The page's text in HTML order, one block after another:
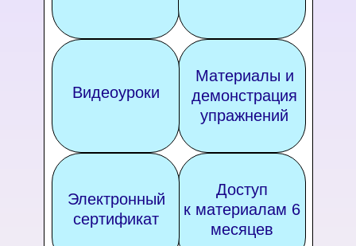
Видеоуроки
Электронный
сертификат
Материалы и
демонстрация
упражнений
Доступ
к материалам 6
месяцев